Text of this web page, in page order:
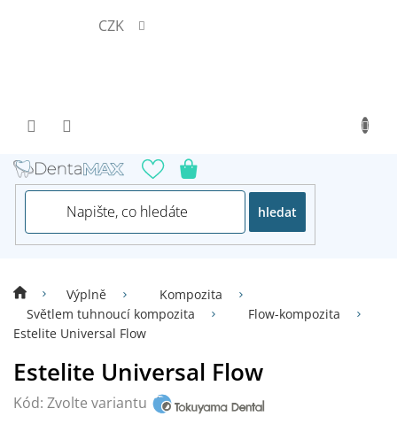
CZK
hledat
Výplně
Kompozita
Světlem tuhnoucí kompozita
Flow-kompozita
Estelite Universal Flow
Estelite Universal Flow
Kód: Zvolte variantu